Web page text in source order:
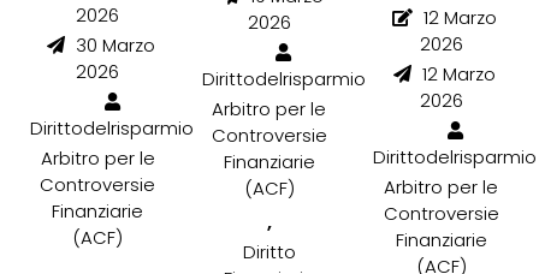
2026
30 Marzo
2026
Dirittodelrisparmio
Arbitro per le
Controversie
Finanziarie
(ACF)
2026
Dirittodelrisparmio
Arbitro per le
Controversie
Finanziarie
(ACF)
,
Diritto
12 Marzo
2026
12 Marzo
2026
Dirittodelrisparmio
Arbitro per le
Controversie
Finanziarie
(ACF)